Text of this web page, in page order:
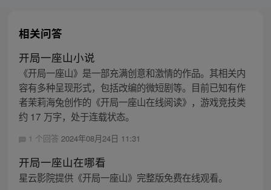
相关问答
开局一座山小说
《开局一座山》是一部充满创意和激情的作品。其相关内
容有多种呈现形式，包括改编的微短剧等。目前已知有作
者茉莉海兔创作的《开局一座山在线阅读》，游戏竞技类
约 17 万字，处于连载状态。
1 个回答 2024年08月24日 11:31
开局一座山在哪看
星云影院提供《开局一座山》完整版免费在线观看。